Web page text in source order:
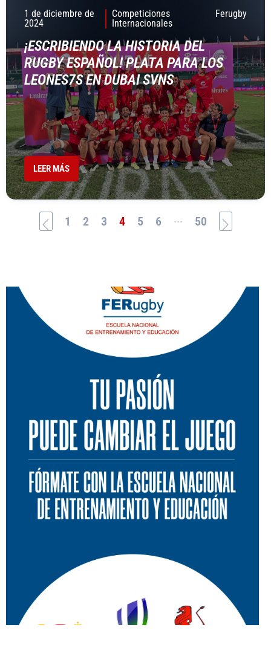
1 de diciembre de
2024
Competiciones
Internacionales
Ferugby
¡ESCRIBIENDO LA HISTORIA DEL
RUGBY ESPAÑOL! PLATA PARA LOS
LEONES7S EN DUBAI SVNS
LEER MÁS
1 2 3 4 5 6 ... 50